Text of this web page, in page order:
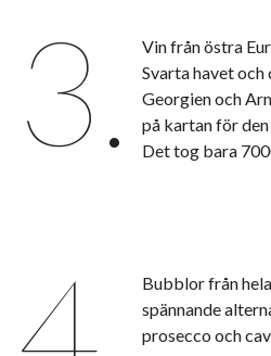
3.
Vin från östra
Svarta havet
Georgien och
på kartan för
Det tog bara
Bubblor från
spännande
prosecco och